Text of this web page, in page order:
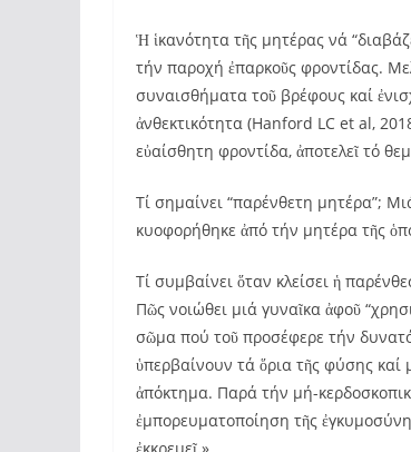
Ἡ ἱκανότητα τῆς μητέρας νά
τήν παροχή ἐπαρκοῦς φροντίδας.
συναισθήματα τοῦ βρέφους καί
ἀνθεκτικότητα (Hanford LC et al,
εὐαίσθητη φροντίδα, ἀποτελεῖ τό
Τί σημαίνει “παρένθετη μητέρα”;
κυοφορήθηκε ἀπό τήν μητέρα τῆς
Τί συμβαίνει ὅταν κλείσει ἡ
Πῶς νοιώθει μιά γυναῖκα ἀφοῦ
σῶμα πού τοῦ προσέφερε τήν
ὑπερβαίνουν τά ὅρια τῆς φύσης
ἀπόκτημα. Παρά τήν μή-
ἐμπορευματοποίηση τῆς